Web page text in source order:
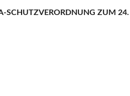
SCHUTZVERORDNUNG ZUM